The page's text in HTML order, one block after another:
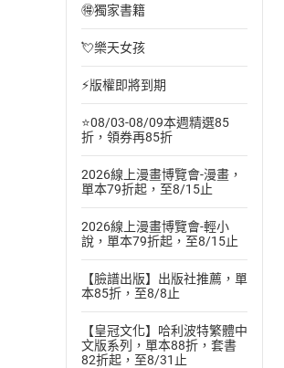
🉐獨家書籍
💘樂天女孩
⚡版權即將到期
⭐08/03-08/09本週精選85
折，領券再85折
2026線上漫畫博覽會-漫畫，
單本79折起，至8/15止
2026線上漫畫博覽會-輕小
說，單本79折起，至8/15止
【臉譜出版】出版社推薦，單
本85折，至8/8止
【皇冠文化】哈利波特繁體中
文版系列，單本88折，套書
82折起，至8/31止